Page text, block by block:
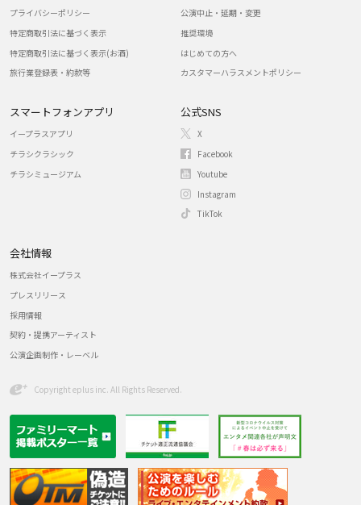
プライバシーポリシー
特定商取引法に基づく表示
特定商取引法に基づく表示(お酒)
旅行業登録表・約款等
公演中止・延期・変更
推奨環境
はじめての方へ
カスタマーハラスメントポリシー
スマートフォンアプリ
イープラスアプリ
チラシクラシック
チラシミュージアム
公式SNS
X
Facebook
Youtube
Instagram
TikTok
会社情報
株式会社イープラス
プレスリリース
採用情報
契約・提携アーティスト
公演企画制作・レーベル
Copyright eplus inc. All Rights Reserved.